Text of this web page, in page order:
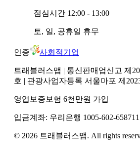
점심시간 12:00 - 13:00
토, 일, 공휴일 휴무
인증 사회적기업
트래블러스맵 | 통신판매업신고 제
호 | 관광사업자등록 서울마포 제
영업보증보험 6천만원 가입
입금계좌: 우리은행 1005-602-658711
© 2026 트래블러스맵. All rights